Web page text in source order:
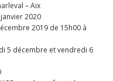
– Aix
2020
2019 de 15h00 à
5 décembre et vendredi 6